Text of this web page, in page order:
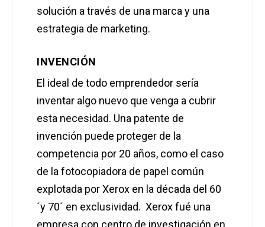
solución a través de una marca y una
estrategia de marketing.
INVENCIÓN
El ideal de todo emprendedor sería
inventar algo nuevo que venga a cubrir
esta necesidad. Una patente de
invención puede proteger de la
competencia por 20 años, como el caso
de la fotocopiadora de papel común
explotada por Xerox en la década del 60
´y 70´ en exclusividad. Xerox fué una
empresa con centro de investigación en